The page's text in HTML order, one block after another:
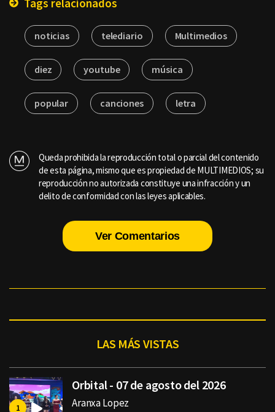
Tags relacionados
noticias telediario Multimedios
diez youtube música
popular canciones letra
Queda prohibida la reproducción total o parcial del contenido
de esta página, mismo que es propiedad de MULTIMEDIOS; su
reproducción no autorizada constituye una infracción y un
delito de conformidad con las leyes aplicables.
Ver Comentarios
LAS MÁS VISTAS
Orbital - 07 de agosto del 2026
Aranxa Lopez